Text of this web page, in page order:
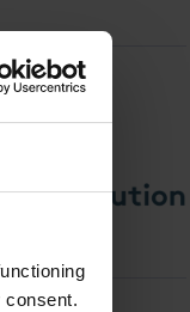
consent.